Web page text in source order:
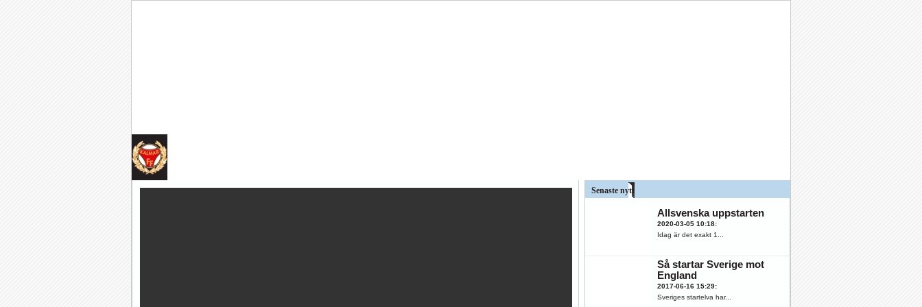
Tankar om KFFs framtid Efter förlusten borta mot AFC Eskilstuna är det...
Senaste nytt
Allsvenska uppstarten
2020-03-05 10:18:
Idag är det exakt 1...
Så startar Sverige mot
England
2017-06-16 15:29:
Sveriges startelva har...